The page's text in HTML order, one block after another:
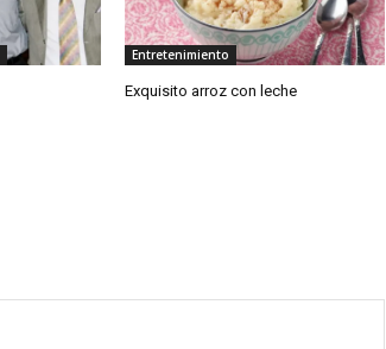
Entretenimiento
Exquisito arroz con leche